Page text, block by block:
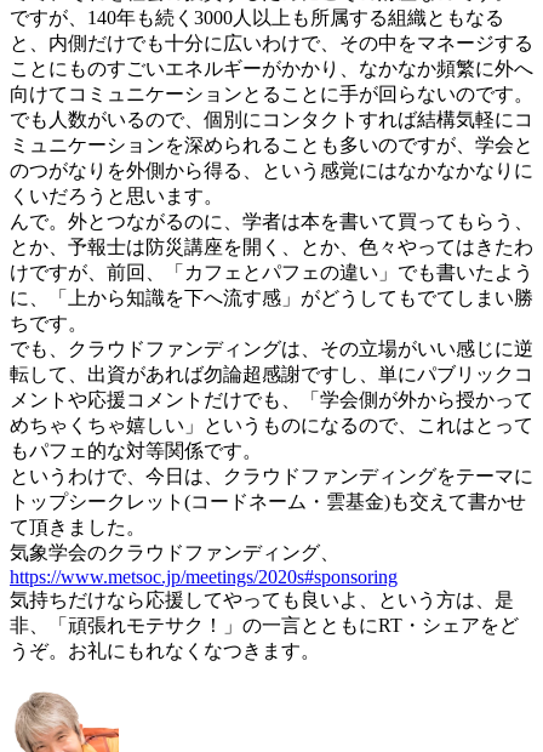
ですが、140年も続く3000人以上も所属する組織ともなる
と、内側だけでも十分に広いわけで、その中をマネージする
ことにものすごいエネルギーがかかり、なかなか頻繁に外へ
向けてコミュニケーションとることに手が回らないのです。
でも人数がいるので、個別にコンタクトすれば結構気軽にコ
ミュニケーションを深められることも多いのですが、学会と
のつがなりを外側から得る、という感覚にはなかなかなりに
くいだろうと思います。
んで。外とつながるのに、学者は本を書いて買ってもらう、
とか、予報士は防災講座を開く、とか、色々やってはきたわ
けですが、前回、「カフェとパフェの違い」でも書いたよう
に、「上から知識を下へ流す感」がどうしてもでてしまい勝
ちです。
でも、クラウドファンディングは、その立場がいい感じに逆
転して、出資があれば勿論超感謝ですし、単にパブリックコ
メントや応援コメントだけでも、「学会側が外から授かって
めちゃくちゃ嬉しい」というものになるので、これはとって
もパフェ的な対等関係です。
というわけで、今日は、クラウドファンディングをテーマに
トップシークレット(コードネーム・雲基金)も交えて書かせ
て頂きました。
気象学会のクラウドファンディング、
https://www.metsoc.jp/meetings/2020s#sponsoring
気持ちだけなら応援してやっても良いよ、という方は、是
非、「頑張れモテサク！」の一言とともにRT・シェアをど
うぞ。お礼にもれなくなつきます。